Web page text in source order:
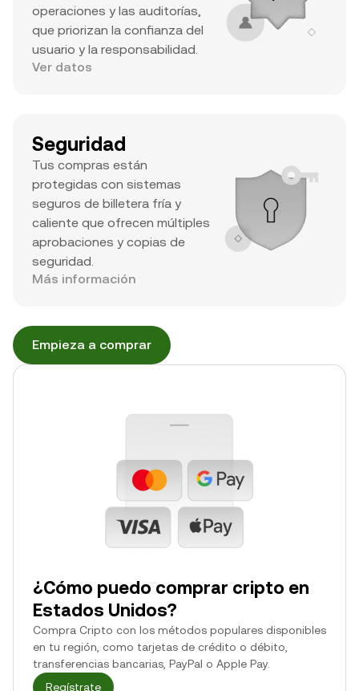
operaciones y las auditorías,
que priorizan la confianza del
usuario y la responsabilidad.
Ver datos
Seguridad
Tus compras están
protegidas con sistemas
seguros de billetera fría y
caliente que ofrecen múltiples
aprobaciones y copias de
seguridad.
Más información
Empieza a comprar
¿Cómo puedo comprar cripto en
Estados Unidos?
Compra Cripto con los métodos populares disponibles
en tu región, como tarjetas de crédito o débito,
transferencias bancarias, PayPal o Apple Pay.
Regístrate